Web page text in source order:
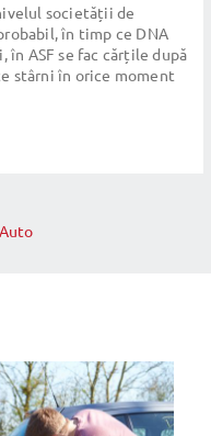
societății de
în timp ce DNA
în ASF se fac cărțile după
stârni în orice moment